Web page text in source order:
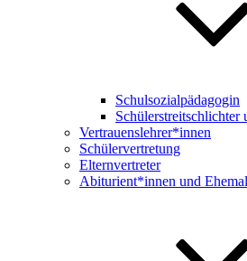
Schulsozialpädagogin
Schülerstreitschlichter
Vertrauenslehrer*innen
Schülervertretung
Elternvertreter
Abiturient*innen und